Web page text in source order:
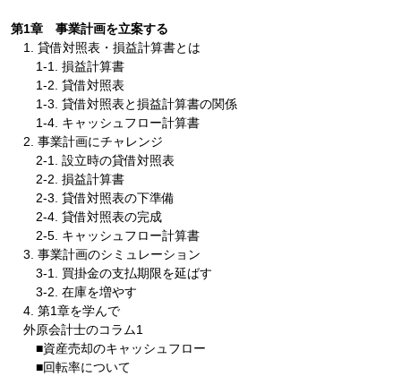
第1章 事業計画を立案する
1. 貸借対照表・損益計算書とは
1-1. 損益計算書
1-2. 貸借対照表
1-3. 貸借対照表と損益計算書の関係
1-4. キャッシュフロー計算書
2. 事業計画にチャレンジ
2-1. 設立時の貸借対照表
2-2. 損益計算書
2-3. 貸借対照表の下準備
2-4. 貸借対照表の完成
2-5. キャッシュフロー計算書
3. 事業計画のシミュレーション
3-1. 買掛金の支払期限を延ばす
3-2. 在庫を増やす
4. 第1章を学んで
外原会計士のコラム1
■資産売却のキャッシュフロー
■回転率について